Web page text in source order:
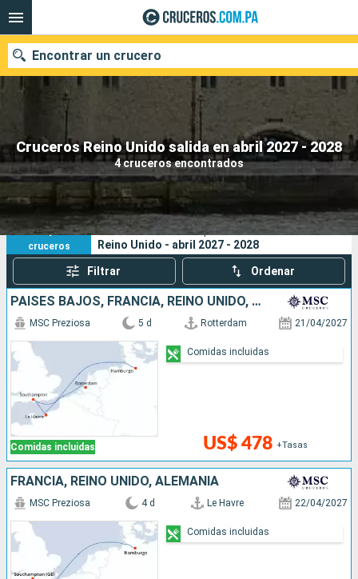
Cruceros Reino Unido salida en abril 2027 - 2028
4 cruceros encontrados
Encontrar un crucero
Nuestros destinos
Fecha de salida
Puertos Compañías
Buscar
4
cruceros
Sus criterios de búsqueda:
Reino Unido - abril 2027 - 2028
Filtrar Ordenar
PAISES BAJOS, FRANCIA, REINO UNIDO, ALEMANIA
Comidas incluidas
MSC Preziosa 5 d Rotterdam 21/04/2027
US$ 478 +Tasas
Comidas incluidas
FRANCIA, REINO UNIDO, ALEMANIA
MSC Preziosa 4 d Le Havre 22/04/2027
Comidas incluidas